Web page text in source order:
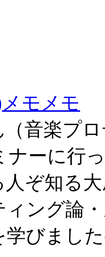
モメモ
音楽プ
ナーに行
ぞ知る
ング論
学びまし